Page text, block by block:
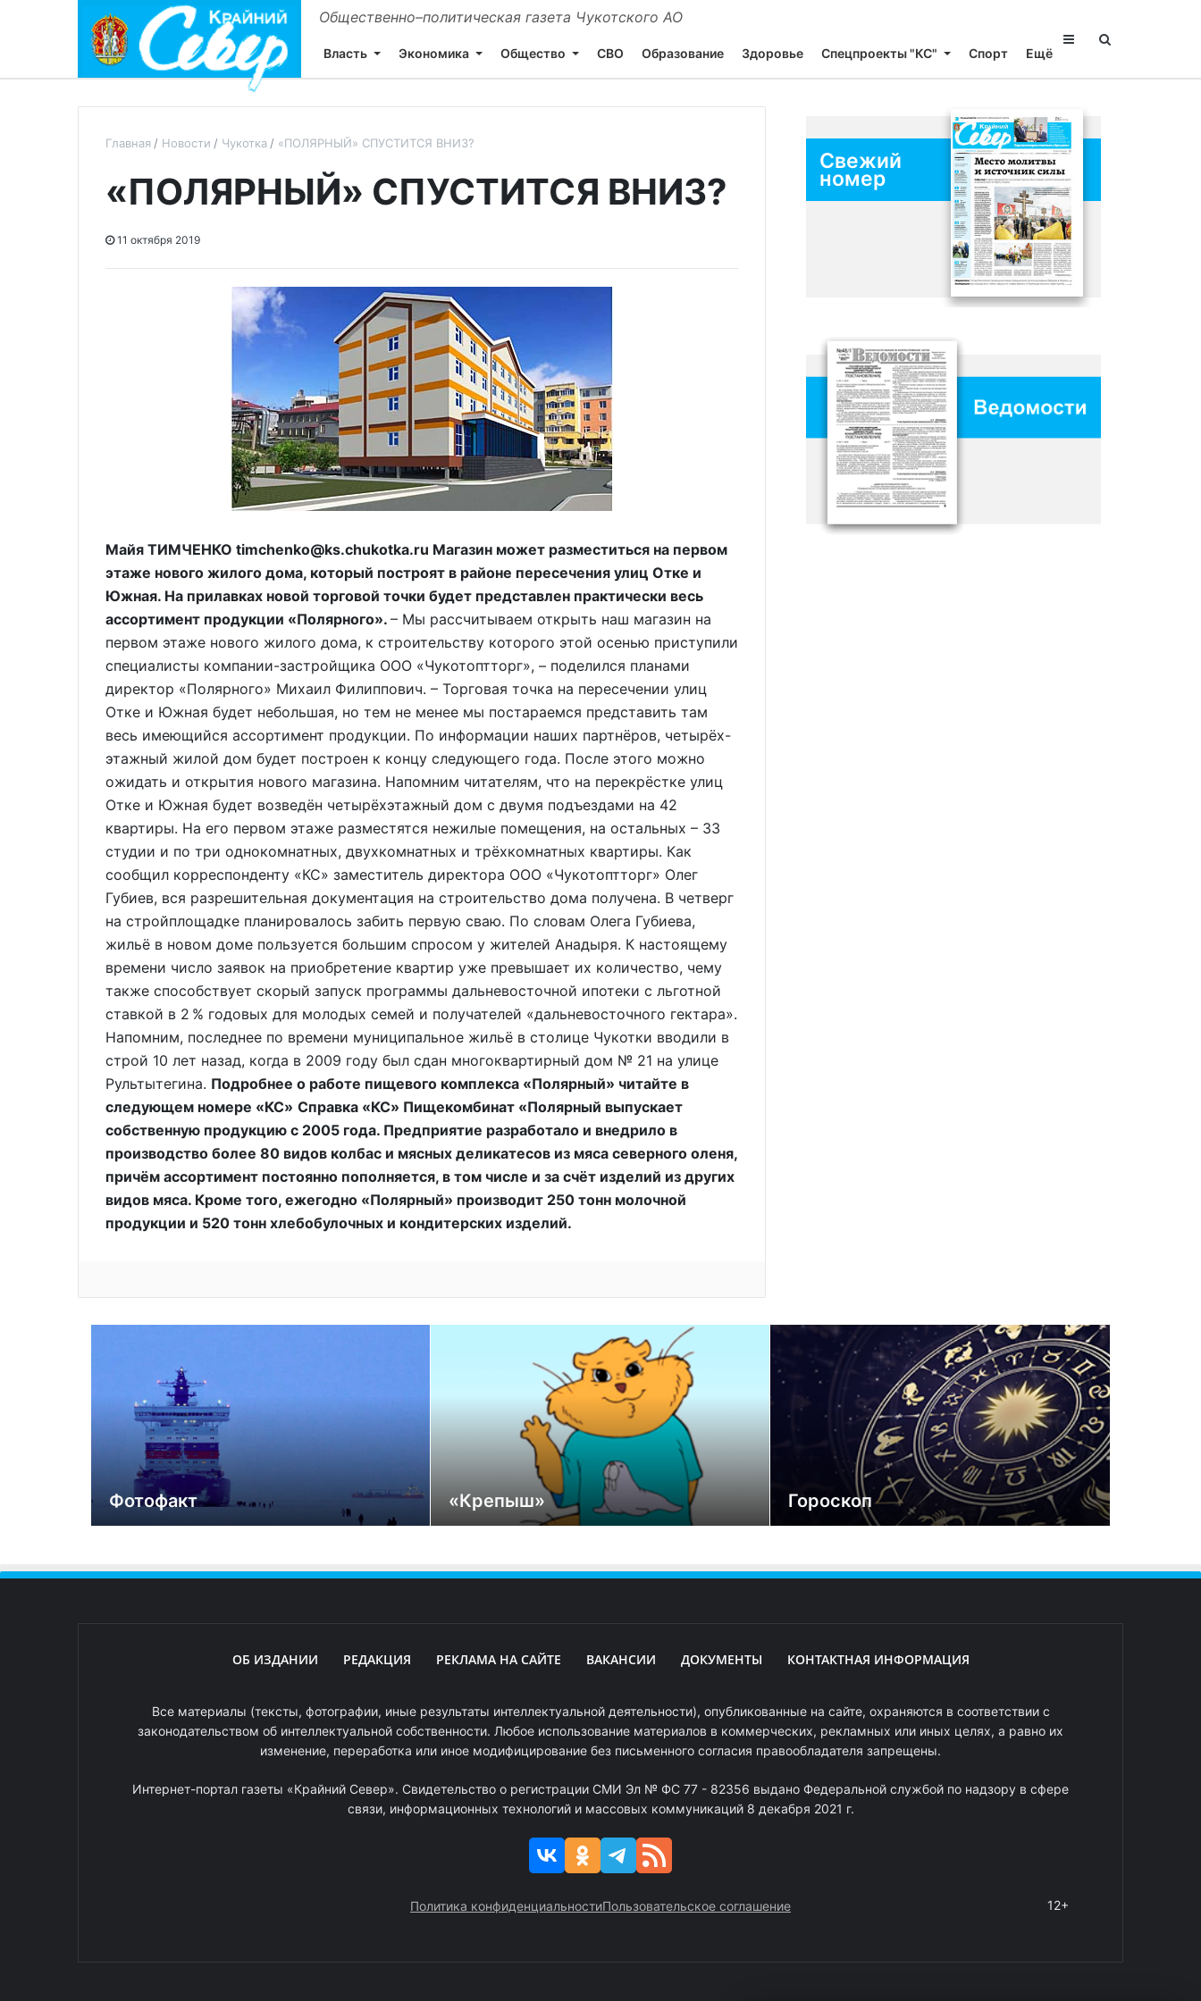
Общественно–политическая газета Чукотского АО
Власть Экономика Общество СВО Образование Здоровье Спецпроекты "КС" Спорт Ещё
Главная Новости Чукотка «ПОЛЯРНЫЙ» СПУСТИТСЯ ВНИЗ?
«ПОЛЯРНЫЙ» СПУСТИТСЯ ВНИЗ?
11 октября 2019
Майя ТИМЧЕНКО timchenko@ks.chukotka.ru Магазин может разместиться на первом
этаже нового жилого дома, который построят в районе пересечения улиц Отке и
Южная. На прилавках новой торговой точки будет представлен практически весь
ассортимент продукции «Полярного». – Мы рассчитываем открыть наш магазин на
первом этаже нового жилого дома, к строительству которого этой осенью приступили
специалисты компании-застройщика ООО «Чукотоптторг», – поделился планами
директор «Полярного» Михаил Филиппович. – Торговая точка на пересечении улиц
Отке и Южная будет небольшая, но тем не менее мы постараемся представить там
весь имеющийся ассортимент продукции. По информации наших партнёров, четырёх-
этажный жилой дом будет построен к концу следующего года. После этого можно
ожидать и открытия нового магазина. Напомним читателям, что на перекрёстке улиц
Отке и Южная будет возведён четырёхэтажный дом с двумя подъездами на 42
квартиры. На его первом этаже разместятся нежилые помещения, на остальных – 33
студии и по три однокомнатных, двухкомнатных и трёхкомнатных квартиры. Как
сообщил корреспонденту «КС» заместитель директора ООО «Чукотоптторг» Олег
Губиев, вся разрешительная документация на строительство дома получена. В четверг
на стройплощадке планировалось забить первую сваю. По словам Олега Губиева,
жильё в новом доме пользуется большим спросом у жителей Анадыря. К настоящему
времени число заявок на приобретение квартир уже превышает их количество, чему
также способствует скорый запуск программы дальневосточной ипотеки с льготной
ставкой в 2 % годовых для молодых семей и получателей «дальневосточного гектара».
Напомним, последнее по времени муниципальное жильё в столице Чукотки вводили в
строй 10 лет назад, когда в 2009 году был сдан многоквартирный дом № 21 на улице
Рультытегина. Подробнее о работе пищевого комплекса «Полярный» читайте в
следующем номере «КС» Справка «КС» Пищекомбинат «Полярный выпускает
собственную продукцию с 2005 года. Предприятие разработало и внедрило в
производство более 80 видов колбас и мясных деликатесов из мяса северного оленя,
причём ассортимент постоянно пополняется, в том числе и за счёт изделий из других
видов мяса. Кроме того, ежегодно «Полярный» производит 250 тонн молочной
продукции и 520 тонн хлебобулочных и кондитерских изделий.
Свежий
номер
Фотофакт «Крепыш» Гороскоп
ОБ ИЗДАНИИ РЕДАКЦИЯ РЕКЛАМА НА САЙТЕ ВАКАНСИИ ДОКУМЕНТЫ КОНТАКТНАЯ ИНФОРМАЦИЯ
Все материалы (тексты, фотографии, иные результаты интеллектуальной деятельности), опубликованные на сайте, охраняются в соответствии с
законодательством об интеллектуальной собственности. Любое использование материалов в коммерческих, рекламных или иных целях, а равно их
изменение, переработка или иное модифицирование без письменного согласия правообладателя запрещены.
Интернет-портал газеты «Крайний Север». Свидетельство о регистрации СМИ Эл № ФС 77 - 82356 выдано Федеральной службой по надзору в сфере
связи, информационных технологий и массовых коммуникаций 8 декабря 2021 г.
Политика конфиденциальностиПользовательское соглашение 12+